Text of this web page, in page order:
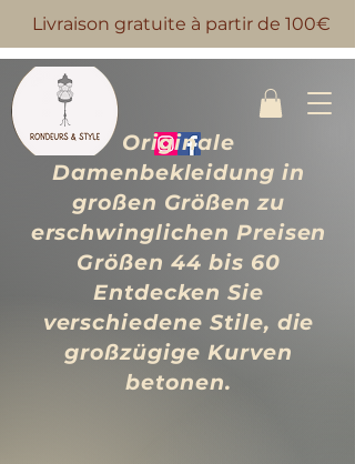
Livraison gratuite à partir de 100€
Originale
Damenbekleidung in
großen Größen zu
erschwinglichen Preisen
Größen 44 bis 60
Entdecken Sie
verschiedene Stile, die
großzügige Kurven
betonen.